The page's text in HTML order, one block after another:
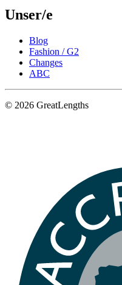
Unser/e
Blog
Fashion / G2
Changes
ABC
© 2026 GreatLengths